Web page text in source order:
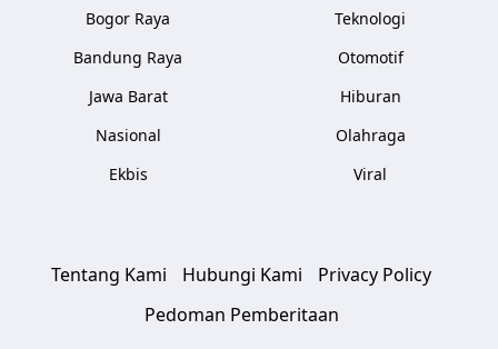
Bogor Raya
Bandung Raya
Jawa Barat
Nasional
Ekbis
Teknologi
Otomotif
Hiburan
Olahraga
Viral
Tentang Kami Hubungi Kami
Privacy Policy
Pedoman Pemberitaan